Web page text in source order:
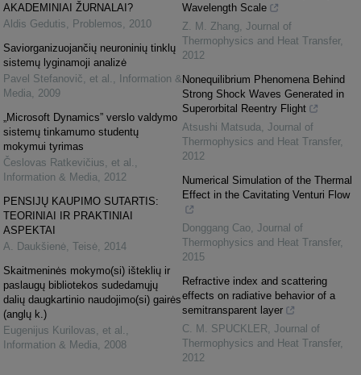
AKADEMINIAI ŽURNALAI?
Aldis Gedutis, Problemos, 2010
Saviorganizuojančių neuroninių tinklų
sistemų lyginamoji analizė
Pavel Stefanovič, et al. ,
Information &
Media, 2009
„Microsoft Dynamics” verslo valdymo
sistemų tinkamumo studentų
mokymui tyrimas
Česlovas Ratkevičius, et al. ,
Information & Media, 2012
PENSIJŲ KAUPIMO SUTARTIS:
TEORINIAI IR PRAKTINIAI
ASPEKTAI
A. Daukšienė, Teisė, 2014
Skaitmeninės mokymo(si) išteklių ir
paslaugų bibliotekos sudedamųjų
dalių daugkartinio naudojimo(si) gairės
(anglų k.)
Eugenijus Kurilovas, et al. ,
Information & Media, 2008
Wavelength Scale
Z. M. Zhang, Journal of
Thermophysics and Heat Transfer,
2012
Nonequilibrium Phenomena Behind
Strong Shock Waves Generated in
Superorbital Reentry Flight
Atsushi Matsuda, Journal of
Thermophysics and Heat Transfer,
2012
Numerical Simulation of the Thermal
Effect in the Cavitating Venturi Flow
Donggang Cao, Journal of
Thermophysics and Heat Transfer,
2015
Refractive index and scattering
effects on radiative behavior of a
semitransparent layer
C. M. SPUCKLER, Journal of
Thermophysics and Heat Transfer,
2012